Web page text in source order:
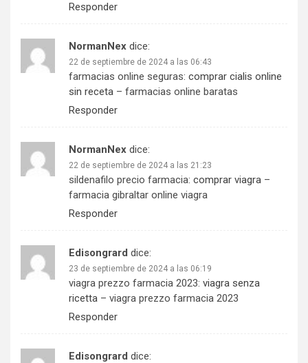
Responder
NormanNex dice:
22 de septiembre de 2024 a las 06:43
farmacias online seguras: comprar cialis online
sin receta – farmacias online baratas
Responder
NormanNex dice:
22 de septiembre de 2024 a las 21:23
sildenafilo precio farmacia: comprar viagra –
farmacia gibraltar online viagra
Responder
Edisongrard dice:
23 de septiembre de 2024 a las 06:19
viagra prezzo farmacia 2023: viagra senza
ricetta – viagra prezzo farmacia 2023
Responder
Edisongrard dice: